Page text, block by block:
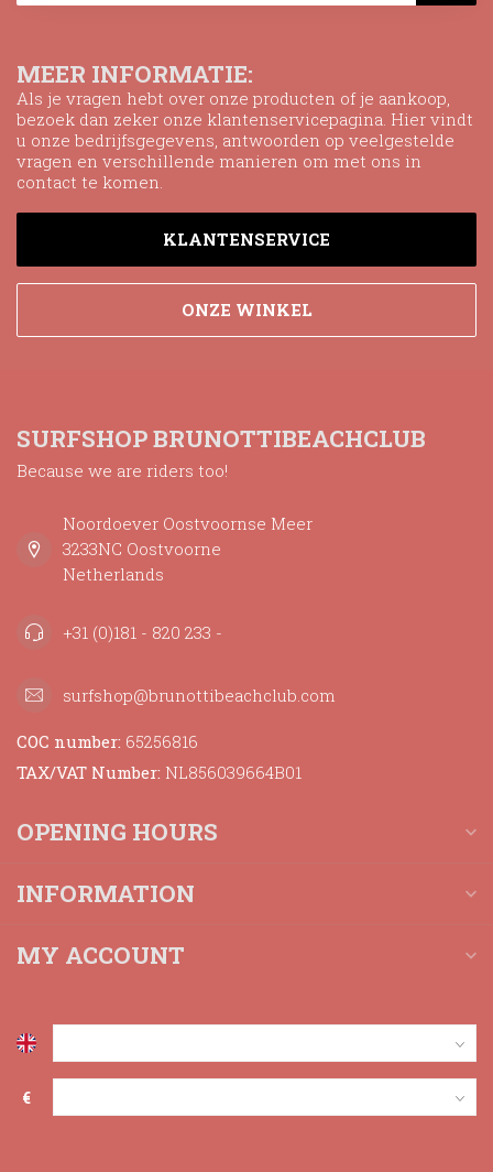
MEER INFORMATIE:
Als je vragen hebt over onze producten of je aankoop,
bezoek dan zeker onze klantenservicepagina. Hier vindt
u onze bedrijfsgegevens, antwoorden op veelgestelde
vragen en verschillende manieren om met ons in
contact te komen.
KLANTENSERVICE
ONZE WINKEL
SURFSHOP BRUNOTTIBEACHCLUB
Because we are riders too!
Noordoever Oostvoornse Meer
3233NC Oostvoorne
Netherlands
+31 (0)181 - 820 233 -
surfshop@brunottibeachclub.com
COC number: 65256816
TAX/VAT Number: NL856039664B01
OPENING HOURS
INFORMATION
MY ACCOUNT
€